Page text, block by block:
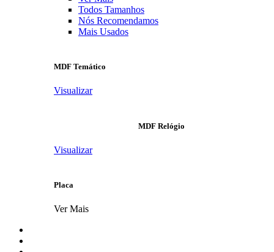
Todos Tamanhos
Nós Recomendamos
Mais Usados
MDF Temático
Visualizar
MDF Relógio
Visualizar
Placa
Ver Mais